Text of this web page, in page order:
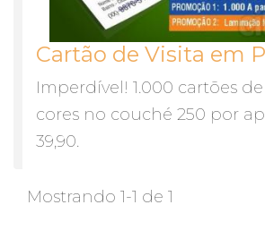
Cartão de Visita em
Imperdível! 1.000 cartões
cores no couché 250 por
39,90.
Mostrando 1-1 de 1